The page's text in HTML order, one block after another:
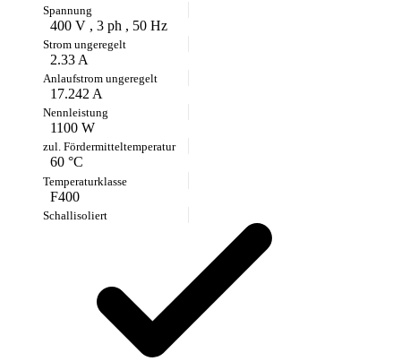
400 V , 3 ph , 50 Hz
2.33 A
17.242 A
1100 W
60 °C
F400